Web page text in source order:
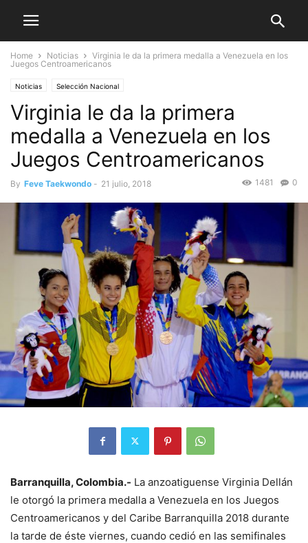
Home Noticias
Virginia le da la primera medalla a Venezuela en los
Juegos Centroamericanos
Noticias Selección Nacional
Virginia le da la primera
medalla a Venezuela en los
Juegos Centroamericanos
By Feve Taekwondo - 21 julio, 2018 0
1481
Barranquilla, Colombia.- La anzoatiguense Virginia Dellán
le otorgó la primera medalla a Venezuela en los Juegos
Centroamericanos y del Caribe Barranquilla 2018 durante
la tarde de éste viernes, cuando cedió en las semifinales